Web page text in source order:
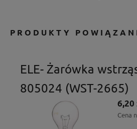
PRODUKTY
ELE- Żarówka
805024 (WST-2665)
6,20
Cena